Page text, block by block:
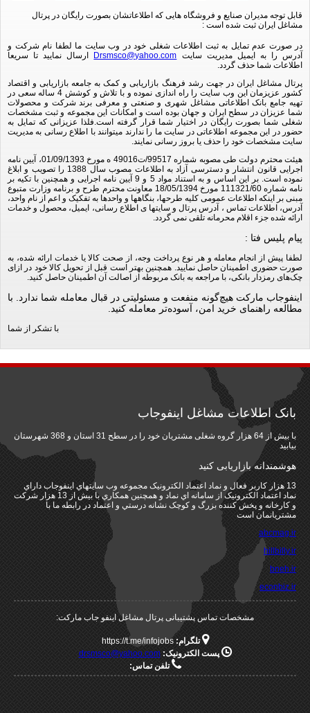
قابل توجه مدیران صنایع و فروشگاه هایی که اطلاعاتشان بصورت رایگان در پرتال
مشاغل ایران ثبت شده است :
در صورت عدم تمایل به ثبت اطلاعات شغلی خود در وب سایت ما لطفا نام شرکت و
آدرس را به ایمیل مدیریت سایت Drsmsco@yahoo.com ارسال نمایید تا سریعا
اطلاعات شما حذف گردد.
پرتال مشاغل ایران در جهت رشد فرهنگ بازاریابی و کمک به جامعه بازاریابی و اقتصاد
کشور عزیزمان این وب سایت را راه اندازی نموده و با تلاش و کوشش 4 ساله سعی در
تهیه جامع بانک اطلاعاتی مشاغل شهری و صنعتی و معرفی برند شرکت و محصولات
شما عزیزان در سطح ایران و جهان بوده است و امکانات این مجموعه و ثبت مشخصات
شغلی شما بصورت رایگان در اختیار شما قرار گرفته است.فلذا عزیزانی که تمایل به
حضور در این مجموعه اطلاعاتی در سایت ما را ندارند میتوانند با اطلاع رسانی به مدیریت
سایت مشخصات خود را حذف یا بروز رسانی نمایند.
هیئت محترم دولت طی مصوبه شماره 99517/ت49016 ه مورخ 01/09/1393، آیین نامه
اجرایی قانون انتشار و دسترسی آزاد به اطلاعات مصوب سال 1388 را تصویب و ابلاغ
نموده است. بر این اساس و به استناد مواد 5 و 9 آیین نامه اجرایی و همچنین با تکیه بر
نامه شماره 111321/60 مورخ 18/05/1394 معاونت محترم طرح و برنامه وزارت متبوع
مبنی بر اینکه اطلاعات عمومی کلیه طرحها، بنگاهها و واحدها به تفکیک و اعم از نام واحد،
آدرس، اطلاعات تماس ، آدرس پرتال و سایتها ی اطلاع رسانی، ایمیل، محصول و خدمات
ارائه شده جزء اقلام محرمانه تلقی نمی گردد.
پیام پلیس فتا :
لطفا پیش از انجام معامله و هر نوع پرداخت وجه، از صحت کالا یا خدمات ارائه شده، به
صورت حضوری اطمینان حاصل نمایید. همچنین بهتر است قبل از تحویل کالا خود در ازای
چک‌های رمزدار بانکی، با مراجعه به بانک مربوطه از اصالت آن اطمینان حاصل کنید.
اینفوجاب مارکت هیچ‌گونه منفعت و مسئولیتی در قبال معامله شما ندارد. با
مطالعه راهنمای خرید امن، آسوده‌تر معامله کنید.
با تشکر از شما
بانک اطلاعات مشاغل اینفوجاب
با بیش از 64 هزار گروه شغلی مشتریان خود را در سطح 31 استان و 368 شهرستان
بیابید
هوشمندانه بازاریابی کنید
13 هزار کاربر فعال و نماد اعتماد الکترونيک مجموعه وب سايتهاي اينفوجاب داراي
نماد اعتماد الکترونيک از سامانه اي نماد و همچنين همکاري با بيش از 13 هزار شرکت
و کارخانه و پخش کننده بزرگ و کوچک نشانه درستي و اعتماد در رابطه ما با
مشتريانمان است
abcmag.ir
hillbilly.ir
bneh.ir
econbiz.ir
مشخصات تماس پشتیبانی پرتال مشاغل اینفو جاب مارکت:
تلگرام:https://t.me/infojobs
پست الکترونیک:drsmsco@yahoo.com
تلفن تماس: